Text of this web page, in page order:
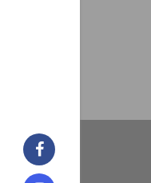
Facebook